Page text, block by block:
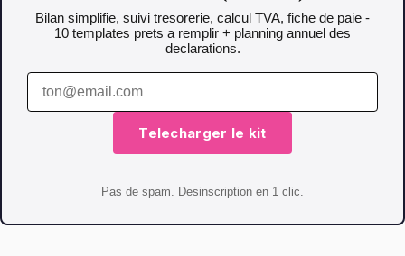
Bilan simplifie, suivi tresorerie, calcul TVA, fiche de paie -
10 templates prets a remplir + planning annuel des
declarations.
Telecharger le kit
Pas de spam. Desinscription en 1 clic.